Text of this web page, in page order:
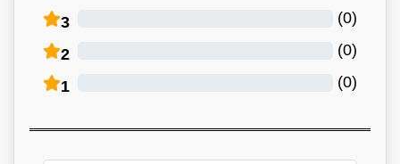
3 (
0
)
2 (
0
)
1 (
0
)